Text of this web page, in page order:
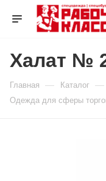
Халат №
Главная — Каталог —
Одежда для сферы